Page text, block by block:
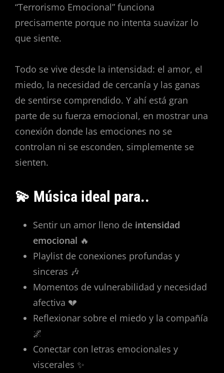
“Terrorismo Emocional” funciona
precisamente porque no intenta suavizar lo
que siente.
Todo se vive desde la intensidad: el amor, el
miedo, la necesidad de cercanía y las ganas
de sentirse comprendido. Y ahí está gran
parte de su fuerza emocional, en mostrar una
conexión donde las emociones no se
controlan ni se esconden, simplemente se
sienten.
💫 Música ideal para..
Sentir un amor lleno de intensidad
emocional 🔥
Playlist de conexiones profundas y
sinceras 🎶
Momentos de vulnerabilidad y necesidad
afectiva 💔
Reflexionar sobre el miedo y la compañía
🌌
Conectar con letras emocionales y
viscerales ✨